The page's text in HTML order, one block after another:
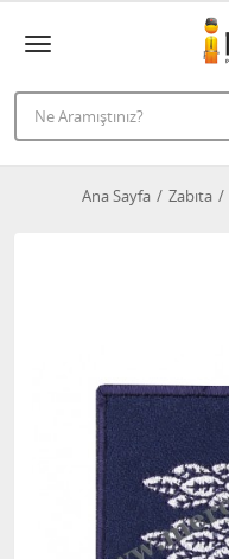
Ana Sayfa Zabıta